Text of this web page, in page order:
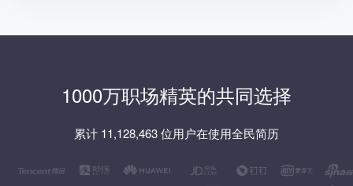
1000万职场精英的共同选择
累计 11,128,463 位用户在使用全民简历